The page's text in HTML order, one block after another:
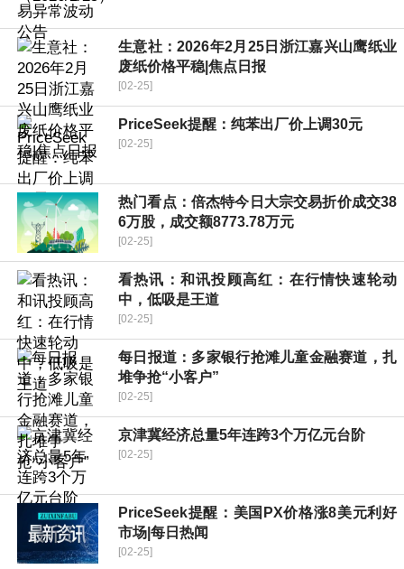
生意社：2026年2月25日浙江嘉兴山鹰纸业
废纸价格平稳|焦点日报
[02-25]
PriceSeek提醒：纯苯出厂价上调30元
[02-25]
热门看点：倍杰特今日大宗交易折价成交38
6万股，成交额8773.78万元
[02-25]
看热讯：和讯投顾高红：在行情快速轮动
中，低吸是王道
[02-25]
每日报道：多家银行抢滩儿童金融赛道，扎
堆争抢“小客户”
[02-25]
京津冀经济总量5年连跨3个万亿元台阶
[02-25]
PriceSeek提醒：美国PX价格涨8美元利好
市场|每日热闻
[02-25]